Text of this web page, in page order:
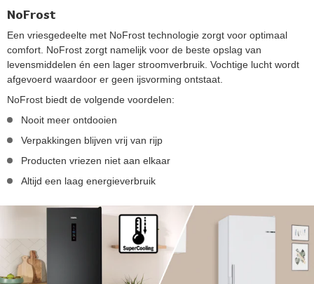
NoFrost
Een vriesgedeelte met NoFrost technologie zorgt voor optimaal
comfort. NoFrost zorgt namelijk voor de beste opslag van
levensmiddelen én een lager stroomverbruik. Vochtige lucht wordt
afgevoerd waardoor er geen ijsvorming ontstaat.
NoFrost biedt de volgende voordelen:
Nooit meer ontdooien
Verpakkingen blijven vrij van rijp
Producten vriezen niet aan elkaar
Altijd een laag energieverbruik